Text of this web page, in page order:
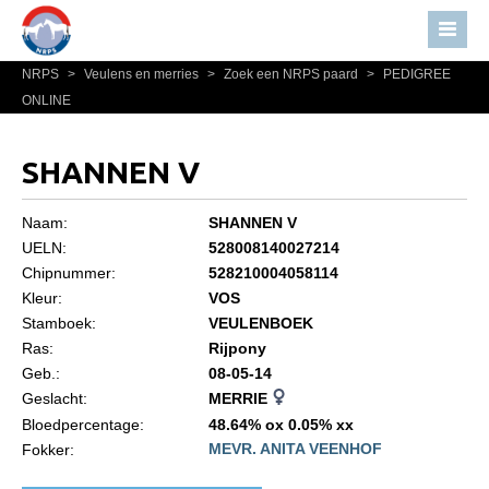
Home
Nieuws
Bestuur NRPS
Informatie
Statuten en reglementen
Algemeen
NRPS > Veulens en merries > Zoek een NRPS paard >
PEDIGREE
ONLINE
SHANNEN V
Naam:
SHANNEN V
UELN:
528008140027214
Chipnummer:
528210004058114
Kleur:
VOS
Stamboek:
VEULENBOEK
Ras:
Rijpony
Geb.:
08-05-14
Geslacht:
MERRIE
Bloedpercentage:
48.64% ox 0.05% xx
Fokker:
MEVR. ANITA VEENHOF